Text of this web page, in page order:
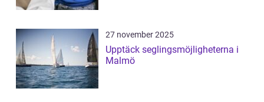
27 november 2025
Upptäck seglingsmöjligheterna i
Malmö